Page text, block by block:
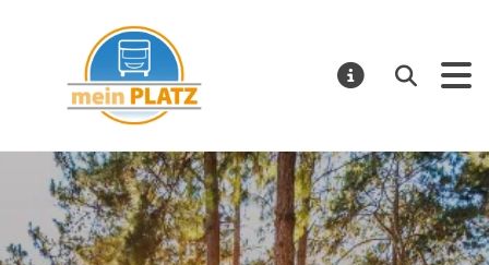
Suchen